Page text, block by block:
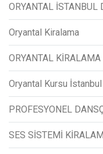
ORYANTAL
Oryantal Kiralama
ORYANTAL KİRALAMA
Oryantal Kursu İstanbul
PROFESYONEL
SES SİSTEMİ